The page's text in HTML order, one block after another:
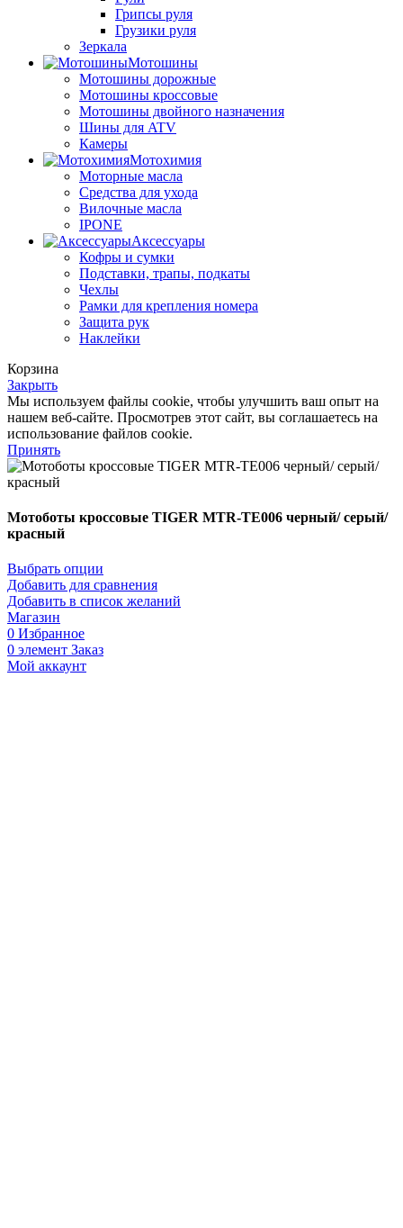
Грипсы руля
Грузики руля
Зеркала
Мотошины
Мотошины дорожные
Мотошины кроссовые
Мотошины двойного назначения
Шины для ATV
Камеры
Мотохимия
Моторные масла
Средства для ухода
Вилочные масла
IPONE
Аксессуары
Кофры и сумки
Подставки, трапы, подкаты
Чехлы
Рамки для крепления номера
Защита рук
Наклейки
Корзина
Закрыть
Мы используем файлы cookie, чтобы улучшить ваш опыт на
нашем веб-сайте. Просмотрев этот сайт, вы соглашаетесь на
использование файлов cookie.
Принять
Мотоботы кроссовые TIGER MTR-TE006 черный/ серый/
красный
Выбрать опции
Добавить для сравнения
Добавить в список желаний
Магазин
0 Избранное
0 элемент Заказ
Мой аккаунт